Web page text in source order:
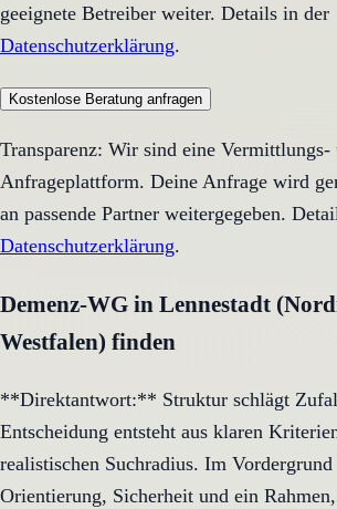
geeignete Betreiber weiter. Details in der
Datenschutzerklärung.
Kostenlose Beratung anfragen
Transparenz: Wir sind eine Vermittlungs-
Anfrageplattform. Deine Anfrage wird
an passende Partner weitergegeben.
Datenschutzerklärung.
Demenz-WG in Lennestadt
Westfalen) finden
**Direktantwort:** Struktur schlägt
Entscheidung entsteht aus klaren
realistischen Suchradius. Im Vordergrund
Orientierung, Sicherheit und ein